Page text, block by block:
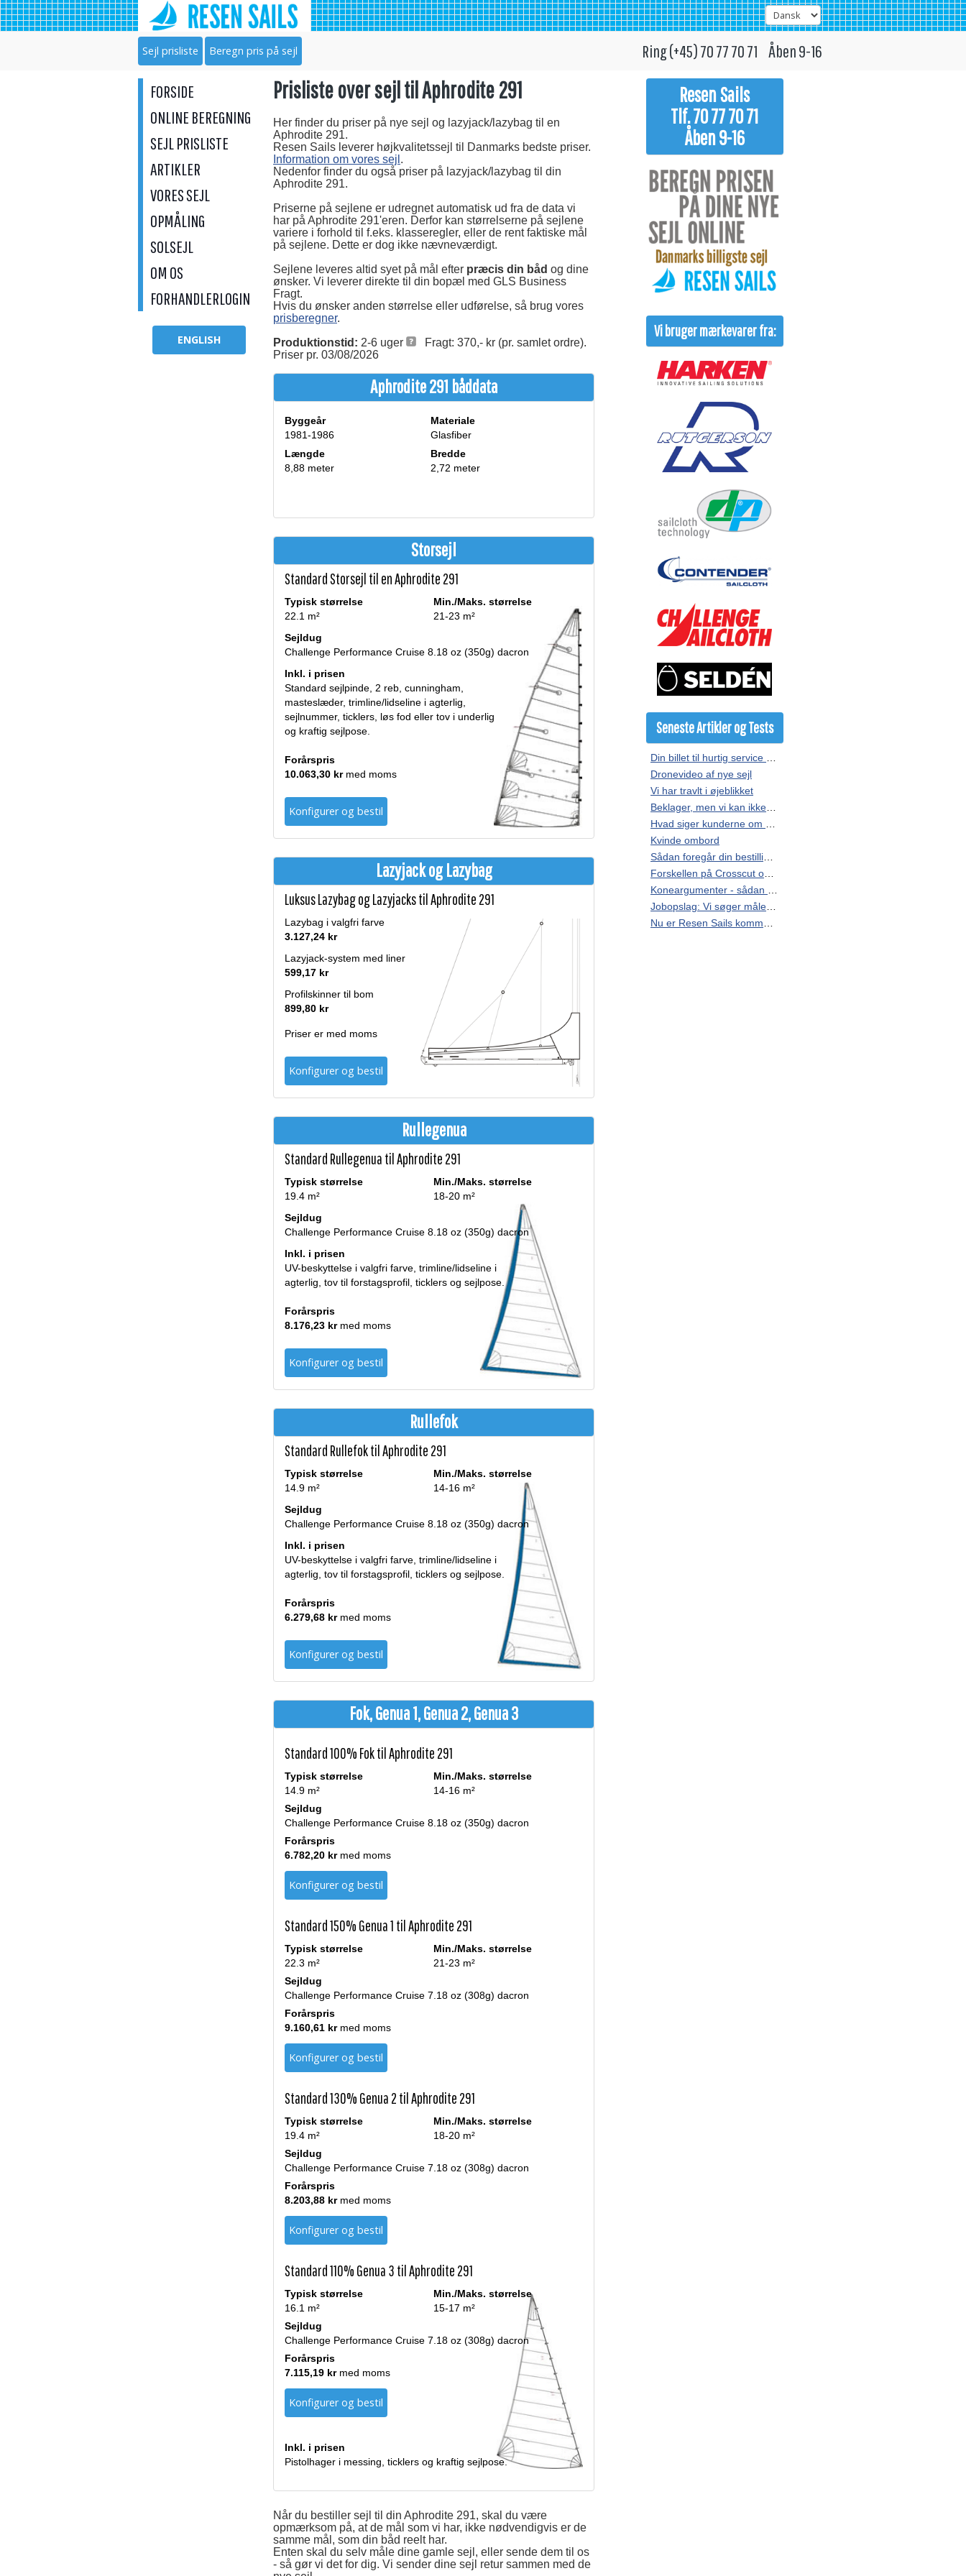
Sejl prisliste Beregn pris på sejl
Ring (+45) 70 77 70 71 Åben 9-16
FORSIDE
ONLINE BEREGNING
SEJL PRISLISTE
ARTIKLER
VORES SEJL
OPMÅLING
SOLSEJL
OM OS
FORHANDLERLOGIN
ENGLISH
Prisliste over sejl til Aphrodite 291
Her finder du priser på nye sejl og lazyjack/lazybag til en
Aphrodite 291.
Resen Sails leverer højkvalitetssejl til Danmarks bedste priser.
Information om vores sejl .
Nedenfor finder du også priser på lazyjack/lazybag til din
Aphrodite 291.
Priserne på sejlene er udregnet automatisk ud fra de data vi
har på Aphrodite 291'eren. Derfor kan størrelserne på sejlene
variere i forhold til f.eks. klasseregler, eller de rent faktiske mål
på sejlene. Dette er dog ikke nævneværdigt.
Sejlene leveres altid syet på mål efter præcis din båd og dine
ønsker. Vi leverer direkte til din bopæl med GLS Business
Fragt.
Hvis du ønsker anden størrelse eller udførelse, så brug vores
prisberegner.
Produktionstid: 2-6 uger
Fragt: 370,- kr (pr. samlet ordre).
Priser pr. 03/08/2026
Aphrodite 291 båddata
Byggeår
1981-1986
Materiale
Glasfiber
Længde
8,88 meter
Bredde
2,72 meter
Storsejl
Standard Storsejl til en Aphrodite 291
Typisk størrelse
22.1 m²
Min./Maks. størrelse
21-23 m²
Sejldug
Challenge Performance Cruise 8.18 oz (350g) dacron
Inkl. i prisen
Standard sejlpinde, 2 reb, cunningham,
masteslæder, trimline/lidseline i agterlig,
sejlnummer, ticklers, løs fod eller tov i underlig
og kraftig sejlpose.
Forårspris
10.063,30 krmed moms
Konfigurer og bestil
Lazyjack og Lazybag
Luksus Lazybag og Lazyjacks til Aphrodite 291
Lazybag i valgfri farve
3.127,24 kr
Lazyjack-system med liner
599,17 kr
Profilskinner til bom
899,80 kr
Priser er med moms
Konfigurer og bestil
Rullegenua
Standard Rullegenua til Aphrodite 291
Typisk størrelse
19.4 m²
Min./Maks. størrelse
18-20 m²
Sejldug
Challenge Performance Cruise 8.18 oz (350g) dacron
Inkl. i prisen
UV-beskyttelse i valgfri farve, trimline/lidseline i
agterlig, tov til forstagsprofil, ticklers og sejlpose.
Forårspris
8.176,23 krmed moms
Konfigurer og bestil
Rullefok
Standard Rullefok til Aphrodite 291
Typisk størrelse
14.9 m²
Min./Maks. størrelse
14-16 m²
Sejldug
Challenge Performance Cruise 8.18 oz (350g) dacron
Inkl. i prisen
UV-beskyttelse i valgfri farve, trimline/lidseline i
agterlig, tov til forstagsprofil, ticklers og sejlpose.
Forårspris
6.279,68 krmed moms
Konfigurer og bestil
Fok, Genua 1, Genua 2, Genua 3
Standard 100% Fok til Aphrodite 291
Typisk størrelse
14.9 m²
Min./Maks. størrelse
14-16 m²
Sejldug
Challenge Performance Cruise 8.18 oz (350g) dacron
Forårspris
6.782,20 krmed moms
Konfigurer og bestil
Standard 150% Genua 1 til Aphrodite 291
Typisk størrelse
22.3 m²
Min./Maks. størrelse
21-23 m²
Sejldug
Challenge Performance Cruise 7.18 oz (308g) dacron
Forårspris
9.160,61 krmed moms
Konfigurer og bestil
Standard 130% Genua 2 til Aphrodite 291
Typisk størrelse
19.4 m²
Min./Maks. størrelse
18-20 m²
Sejldug
Challenge Performance Cruise 7.18 oz (308g) dacron
Forårspris
8.203,88 krmed moms
Konfigurer og bestil
Standard 110% Genua 3 til Aphrodite 291
Typisk størrelse
16.1 m²
Min./Maks. størrelse
15-17 m²
Sejldug
Challenge Performance Cruise 7.18 oz (308g) dacron
Forårspris
7.115,19 krmed moms
Konfigurer og bestil
Inkl. i prisen
Pistolhager i messing, ticklers og kraftig sejlpose.
Når du bestiller sejl til din Aphrodite 291, skal du være
opmærksom på, at de mål som vi har, ikke nødvendigvis er de
samme mål, som din båd reelt har.
Enten skal du selv måle dine gamle sejl, eller sende dem til os
- så gør vi det for dig. Vi sender dine sejl retur sammen med de
Resen Sails
Tlf. 70 77 70 71
Åben 9-16
Vi bruger mærkevarer fra:
Seneste Artikler og Tests
Dronevideo af nye sejl
Vi har travlt i øjeblikket
Kvinde ombord